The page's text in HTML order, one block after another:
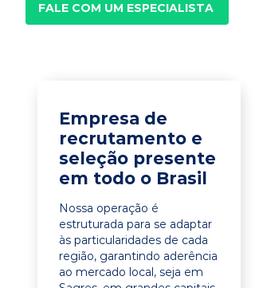
FALE COM UM ESPECIALISTA
Empresa de
recrutamento e
seleção presente
em todo o Brasil
Nossa operação é
estruturada para se adaptar
às particularidades de cada
região, garantindo aderência
ao mercado local, seja em